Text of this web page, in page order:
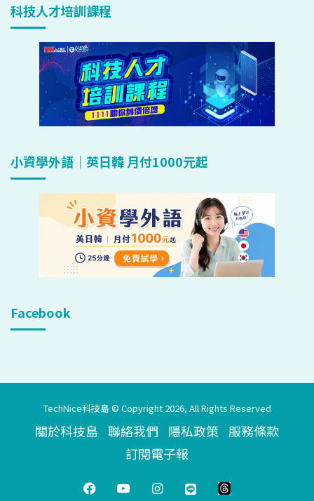
科技人才培訓課程
小資學外語｜英日韓 月付1000元起
Facebook
TechNice科技島 © Copyright 2026, All Rights Reserved
關於科技島 聯絡我們 隱私政策 服務條款
訂閱電子報